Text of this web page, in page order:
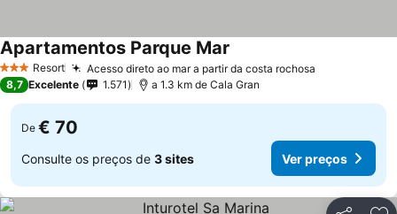
3 EstrelasResort Acesso direto ao mar a partir da costa rochosa
Apartamentos Parque Mar
8,7 Excelente 1.571 a 1.3 km de Cala Gran
De € 70
Consulte os preços de 3 sites Ver preços